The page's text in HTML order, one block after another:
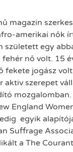
magazin
amerikai nők
született egy
fehér nő volt. 15
fekete jogász
aktiv szerepet
England
egyik
Suffrage
a The